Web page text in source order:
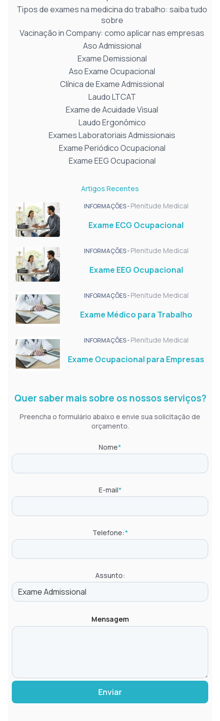
Tipos de exames na medicina do trabalho: saiba tudo
sobre
Vacinação in Company: como aplicar nas empresas
Aso Admissional
Exame Demissional
Aso Exame Ocupacional
Clínica de Exame Admissional
Laudo LTCAT
Exame de Acuidade Visual
Laudo Ergonômico
Exames Laboratoriais Admissionais
Exame Periódico Ocupacional
Exame EEG Ocupacional
Artigos Recentes
INFORMAÇÕES -Plenitude Medical
Exame ECG Ocupacional
INFORMAÇÕES -Plenitude Medical
Exame EEG Ocupacional
INFORMAÇÕES -Plenitude Medical
Exame Médico para Trabalho
INFORMAÇÕES -Plenitude Medical
Exame Ocupacional para Empresas
Quer saber mais sobre os nossos serviços?
Preencha o formulário abaixo e envie sua solicitação de
orçamento.
Nome*
E-mail*
Telefone:*
Assunto:
Mensagem
Enviar